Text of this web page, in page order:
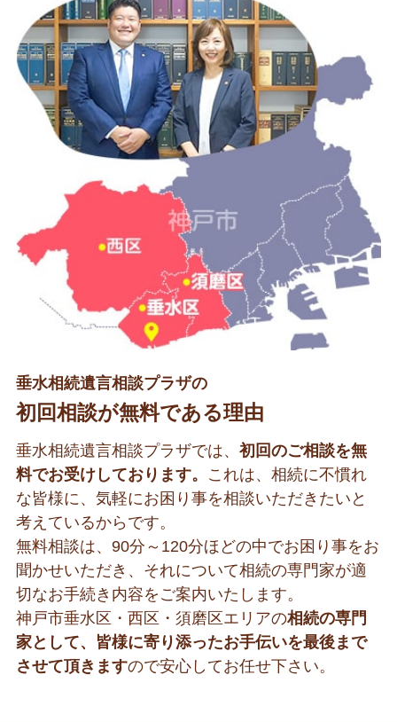
垂水相続遺言相談プラザの
初回相談が無料である理由
垂水相続遺言相談プラザでは、 初回のご相談を無
料でお受けしております。
これは、相続に不慣れ
な皆様に、気軽にお困り事を相談いただきたいと
考えているからです。
無料相談は、90分～120分ほどの中でお困り事をお
聞かせいただき、それについて相続の専門家が適
切なお手続き内容をご案内いたします。
神戸市垂水区・西区・須磨区エリアの相続の専門
家として、皆様に寄り添ったお手伝いを最後まで
させて頂きますので安心してお任せ下さい。